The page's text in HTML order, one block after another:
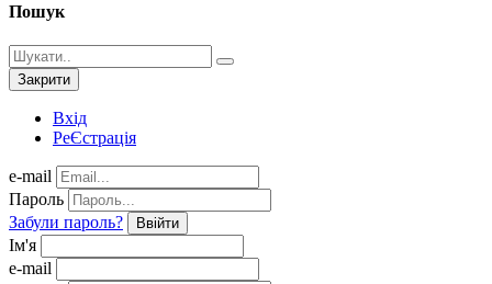
Пошук
Закрити
Вхід
РеЄстрація
e-mail
Пароль
Забули пароль?
Ввійти
Ім'я
e-mail